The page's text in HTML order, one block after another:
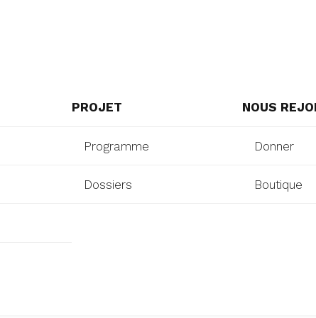
PROJET
Programme
Dossiers
NOUS
Donner
Boutique